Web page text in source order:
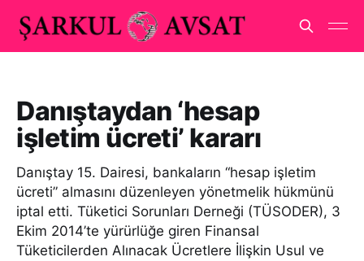
Danıştaydan ‘hesap
işletim ücreti’ kararı
Danıştay 15. Dairesi, bankaların “hesap işletim
ücreti” almasını düzenleyen yönetmelik hükmünü
iptal etti. Tüketici Sorunları Derneği (TÜSODER), 3
Ekim 2014’te yürürlüğe giren Finansal
Tüketicilerden Alınacak Ücretlere İlişkin Usul ve